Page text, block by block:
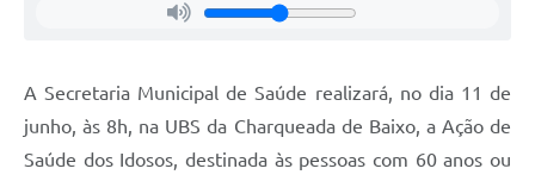
A Secretaria Municipal de Saúde realizará, no dia 11 de
junho, às 8h, na UBS da Charqueada de Baixo, a Ação de
Saúde dos Idosos, destinada às pessoas com 60 anos ou